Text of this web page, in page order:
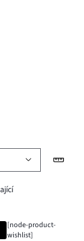
[node-product-
wishlist]